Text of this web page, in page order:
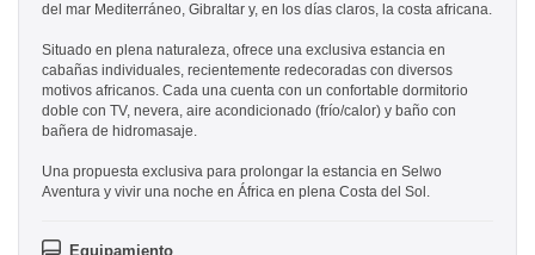
del mar Mediterráneo, Gibraltar y, en los días claros, la costa africana.
Situado en plena naturaleza, ofrece una exclusiva estancia en
cabañas individuales, recientemente redecoradas con diversos
motivos africanos. Cada una cuenta con un confortable dormitorio
doble con TV, nevera, aire acondicionado (frío/calor) y baño con
bañera de hidromasaje.
Una propuesta exclusiva para prolongar la estancia en Selwo
Aventura y vivir una noche en África en plena Costa del Sol.
Equipamiento